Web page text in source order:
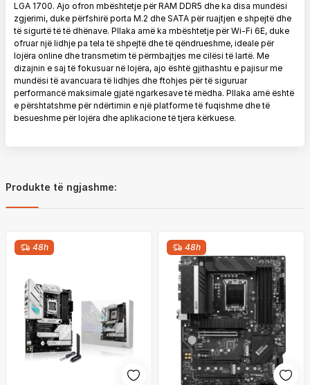
LGA 1700. Ajo ofron mbështetje për RAM DDR5 dhe ka disa mundësi
zgjerimi, duke përfshirë porta M.2 dhe SATA për ruajtjen e shpejtë dhe
të sigurtë të të dhënave. Pllaka amë ka mbështetje për Wi-Fi 6E, duke
ofruar një lidhje pa tela të shpejtë dhe të qëndrueshme, ideale për
lojëra online dhe transmetim të përmbajtjes me cilësi të lartë. Me
dizajnin e saj të fokusuar në lojëra, ajo është gjithashtu e pajisur me
mundësi të avancuara të lidhjes dhe ftohjes për të siguruar
performancë maksimale gjatë ngarkesave të mëdha. Pllaka amë është
e përshtatshme për ndërtimin e një platforme të fuqishme dhe të
besueshme për lojëra dhe aplikacione të tjera kërkuese.
Produkte të ngjashme:
48h 48h